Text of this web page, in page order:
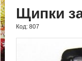
Щипки
Код: 807